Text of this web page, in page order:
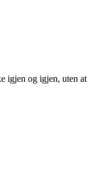
igjen og igjen, uten at